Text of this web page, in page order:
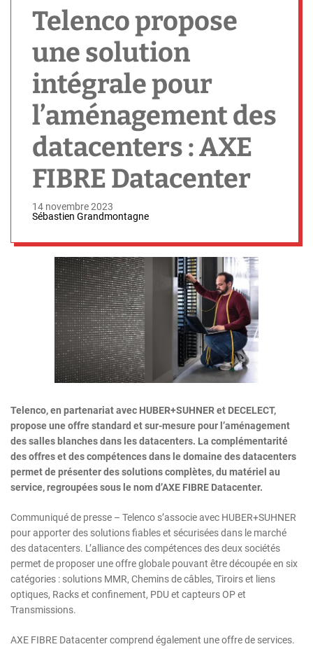
Telenco propose
une solution
intégrale pour
l’aménagement des
datacenters : AXE
FIBRE Datacenter
14 novembre 2023
Sébastien Grandmontagne
Telenco, en partenariat avec HUBER+SUHNER et DECELECT,
propose une offre standard et sur-mesure pour l’aménagement
des salles blanches dans les datacenters. La complémentarité
des offres et des compétences dans le domaine des datacenters
permet de présenter des solutions complètes, du matériel au
service, regroupées sous le nom d’AXE FIBRE Datacenter.
Communiqué de presse – Telenco s’associe avec HUBER+SUHNER
pour apporter des solutions fiables et sécurisées dans le marché
des datacenters. L’alliance des compétences des deux sociétés
permet de proposer une offre globale pouvant être découpée en six
catégories : solutions MMR, Chemins de câbles, Tiroirs et liens
optiques, Racks et confinement, PDU et capteurs OP et
Transmissions.
AXE FIBRE Datacenter comprend également une offre de services.